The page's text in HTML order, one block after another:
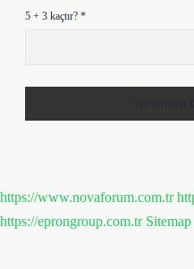
5 + 3 kaçtır? *
https://www.novaforum.com.tr
https://eprongroup.com.tr Sitemap